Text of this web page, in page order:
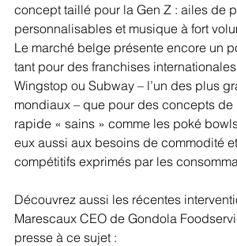
concept taillé pour la Gen Z : ailes de
personnalisables et musique à fort
Le marché belge présente encore un
tant pour des franchises
Wingstop ou Subway – l’un des plus
mondiaux – que pour des concepts de
rapide « sains » comme les poké
eux aussi aux besoins de commodité
compétitifs exprimés par les
Découvrez aussi les récentes
Marescaux CEO de Gondola
presse à ce sujet :